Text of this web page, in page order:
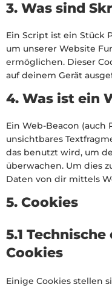
3. Was sind
Ein Script ist ein Stück
um unserer Website
ermöglichen. Dieser
auf deinem Gerät
4. Was ist ein
Ein Web-Beacon (auch
unsichtbares
das benutzt wird, um
überwachen. Um dies
Daten von dir mittels
5. Cookies
5.1
Cookies
Einige Cookies stellen